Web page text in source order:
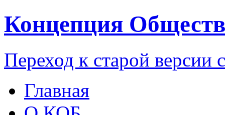
Концепция
Переход к старой версии
Главная